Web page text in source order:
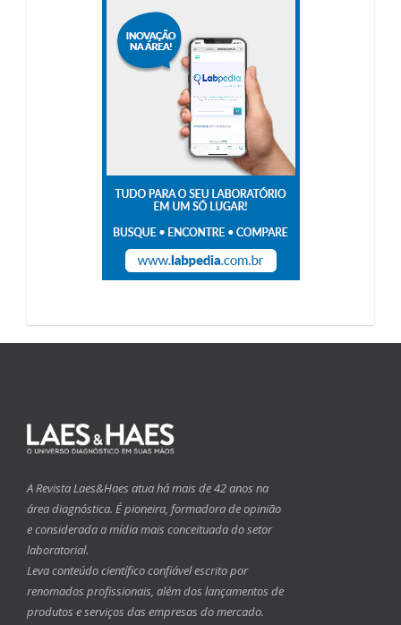
A Revista Laes&Haes atua há mais de 42 anos na
área diagnóstica. É pioneira, formadora de opinião
e considerada a mídia mais conceituada do setor
laboratorial.
Leva conteúdo científico confiável escrito por
renomados profissionais, além dos lançamentos de
produtos e serviços das empresas do mercado.